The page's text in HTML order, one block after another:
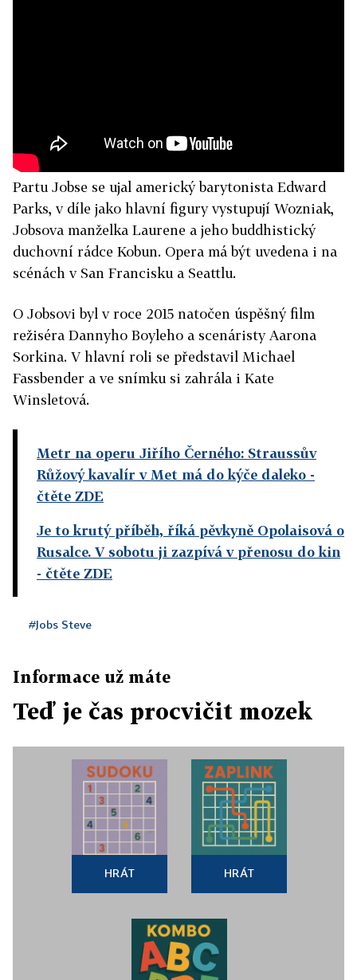
Partu Jobse se ujal americký barytonista Edward
Parks, v díle jako hlavní figury vystupují Wozniak,
Jobsova manželka Laurene a jeho buddhistický
duchovní rádce Kobun. Opera má být uvedena i na
scénách v San Francisku a Seattlu.
O Jobsovi byl v roce 2015 natočen úspěšný film
režiséra Dannyho Boyleho a scenáristy Aarona
Sorkina. V hlavní roli se představil Michael
Fassbender a ve snímku si zahrála i Kate
Winsletová.
Metr na operu Jiřího Černého: Straussův
Růžový kavalír v Met má do kýče daleko -
čtěte ZDE
Je to krutý příběh, říká pěvkyně Opolaisová o
Rusalce. V sobotu ji zazpívá v přenosu do kin
- čtěte ZDE
#Jobs Steve
Informace už máte
Teď je čas procvičit mozek
HRÁT HRÁT